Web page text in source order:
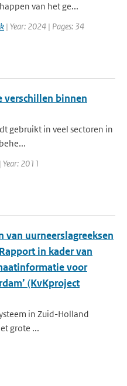
van het ge...
| Year: 2024 | Pages: 34
binnen
gebruikt in veel sectoren in
| Year: 2011
van uurneerslagreeksen
in kader van
voor
(KvKproject
in Zuid-Holland
grote ...